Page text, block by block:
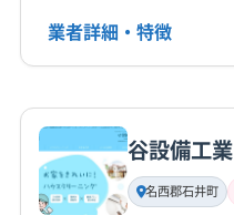
電話番号
公式HP
公式サイトなし
業者詳細・特徴
基本情報
代表者名
小倉秀樹
谷設備工業
名西郡石井町